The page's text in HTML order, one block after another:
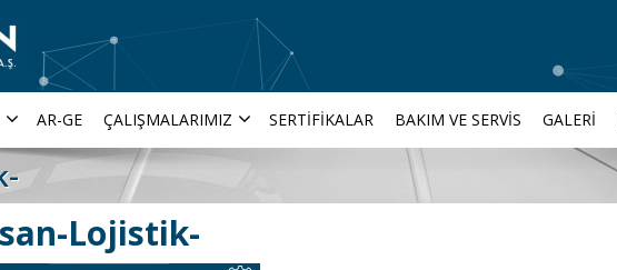
AR-GE ÇALIŞMALARIMIZ SERTIFIKALAR BAKIM VE SERVIS GALERI
Lojistik-